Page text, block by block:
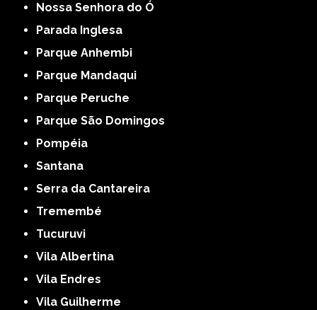
Nossa Senhora do Ó
Parada Inglesa
Parque Anhembi
Parque Mandaqui
Parque Peruche
Parque São Domingos
Pompéia
Santana
Serra da Cantareira
Tremembé
Tucuruvi
Vila Albertina
Vila Endres
Vila Guilherme